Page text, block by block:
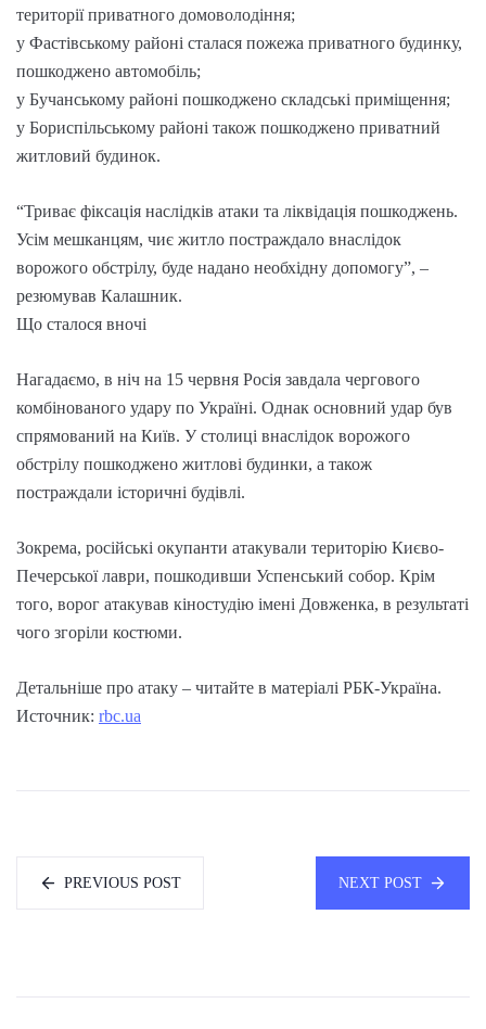
території приватного домоволодіння;
у Фастівському районі сталася пожежа приватного будинку,
пошкоджено автомобіль;
у Бучанському районі пошкоджено складські приміщення;
у Бориспільському районі також пошкоджено приватний
житловий будинок.
“Триває фіксація наслідків атаки та ліквідація пошкоджень.
Усім мешканцям, чиє житло постраждало внаслідок
ворожого обстрілу, буде надано необхідну допомогу”, –
резюмував Калашник.
Що сталося вночі
Нагадаємо, в ніч на 15 червня Росія завдала чергового
комбінованого удару по Україні. Однак основний удар був
спрямований на Київ. У столиці внаслідок ворожого
обстрілу пошкоджено житлові будинки, а також
постраждали історичні будівлі.
Зокрема, російські окупанти атакували територію Києво-
Печерської лаври, пошкодивши Успенський собор. Крім
того, ворог атакував кіностудію імені Довженка, в результаті
чого згоріли костюми.
Детальніше про атаку – читайте в матеріалі РБК-Україна.
Источник: rbc.ua
PREVIOUS POST NEXT POST